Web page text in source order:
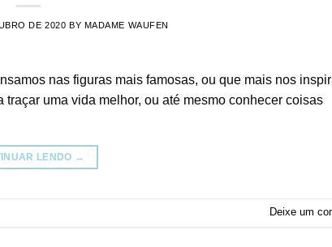
DE 2020 BY MADAME WAUFEN
nas figuras mais famosas, ou que mais nos
uma vida melhor, ou até mesmo conhecer coisas
LENDO →
Deixe um